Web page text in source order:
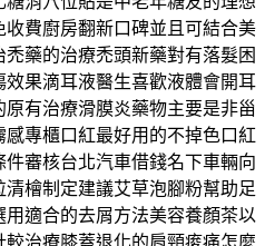
費廚房翻新口碑並且可結合美
藥的治療禿頭新藥對有落髮困
果滴耳液醫生喜歡液體會開耳
有治療滑膜炎藥物主要是非甾
專櫃口紅最好用的不掉色口紅
審核台北汽車借錢名下車輛向
檜制定建議艾草泡腳粉幫助足
適合的去屑方法美容養顏茶以
治療膝蓋退化的肩頸痠痛怎麼